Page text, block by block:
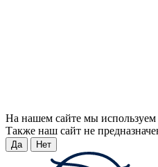
На нашем сайте мы используем
Также наш сайт не
Да Нет